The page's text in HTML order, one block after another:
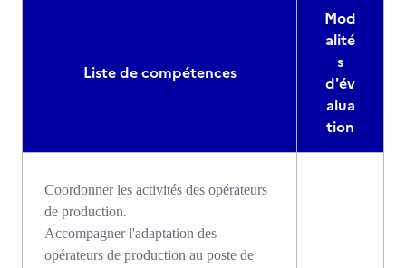
Liste de compétences
Mod
alité
s
d'év
alua
tion
Coordonner les activités des opérateurs
de production.
Accompagner l'adaptation des
opérateurs de production au poste de